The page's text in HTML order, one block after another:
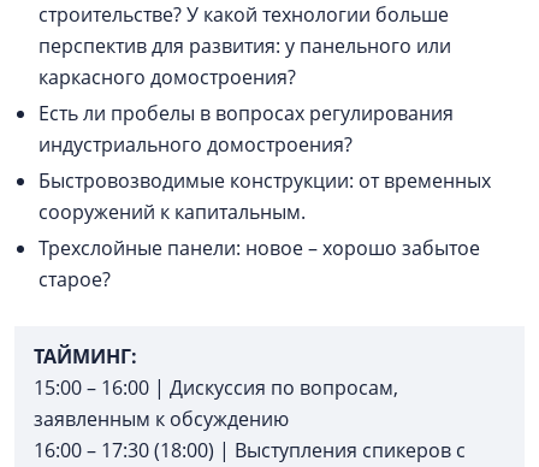
строительстве? У какой технологии больше
перспектив для развития: у панельного или
каркасного домостроения?
Есть ли пробелы в вопросах регулирования
индустриального домостроения?
Быстровозводимые конструкции: от временных
сооружений к капитальным.
Трехслойные панели: новое – хорошо забытое
старое?
ТАЙМИНГ:
15:00 – 16:00 | Дискуссия по вопросам,
заявленным к обсуждению
16:00 – 17:30 (18:00) | Выступления спикеров с